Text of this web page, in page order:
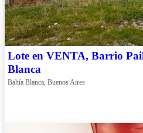
Lote en VENTA, Barrio
Blanca
Bahía Blanca, Buenos Aires